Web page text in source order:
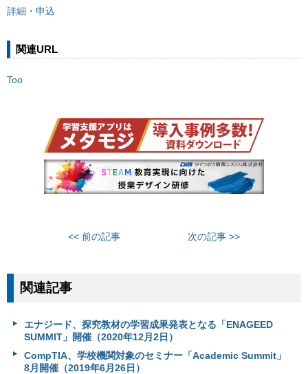
詳細・申込
関連URL
Too
<< 前の記事 次の記事 >>
関連記事
エナジード、探究教材の学習成果発表となる「ENAGEED
SUMMIT」開催（2020年12月2日）
CompTIA、学校機関対象のセミナー「Academic Summit」
8月開催（2019年6月26日）